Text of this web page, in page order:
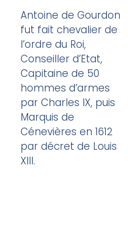
Antoine de Gourdon
fut fait chevalier de
l’ordre du Roi,
Conseiller d’Etat,
Capitaine de 50
hommes d’armes
par Charles IX, puis
Marquis de
Cénevières en 1612
par décret de Louis
XIII.